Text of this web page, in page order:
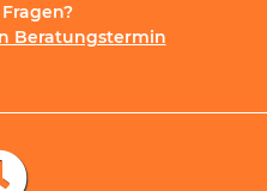
Beratungstermin